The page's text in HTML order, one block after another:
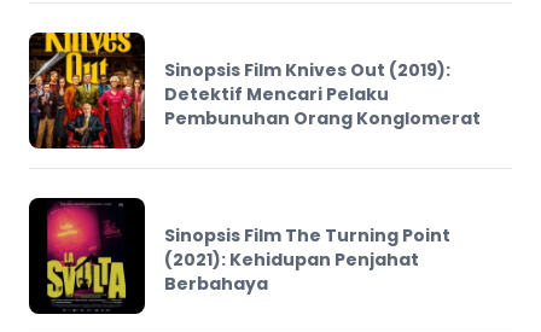
Sinopsis Film Knives Out (2019):
Detektif Mencari Pelaku
Pembunuhan Orang Konglomerat
Sinopsis Film The Turning Point
(2021): Kehidupan Penjahat
Berbahaya